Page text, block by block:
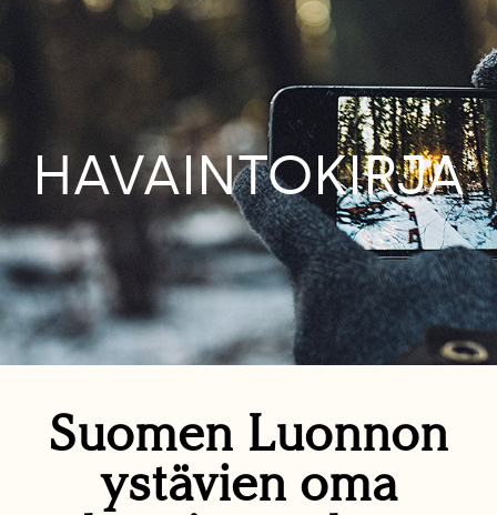
HAVAINTOKIRJA
Suomen Luonnon
ystävien oma